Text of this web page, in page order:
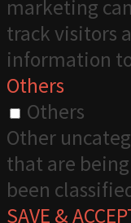
marketing
track visitors
information
Others
Others
Other
that are
been
SAVE &